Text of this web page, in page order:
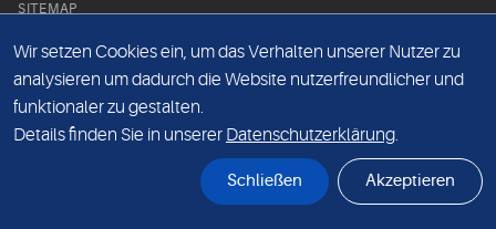
SITEMAP
NEWS PARTNER
Wir setzen Cookies ein, um das Verhalten unserer Nutzer zu
analysieren um dadurch die Website nutzerfreundlicher und
funktionaler zu gestalten.
Details finden Sie in unserer Datenschutzerklärung.
Schließen Akzeptieren